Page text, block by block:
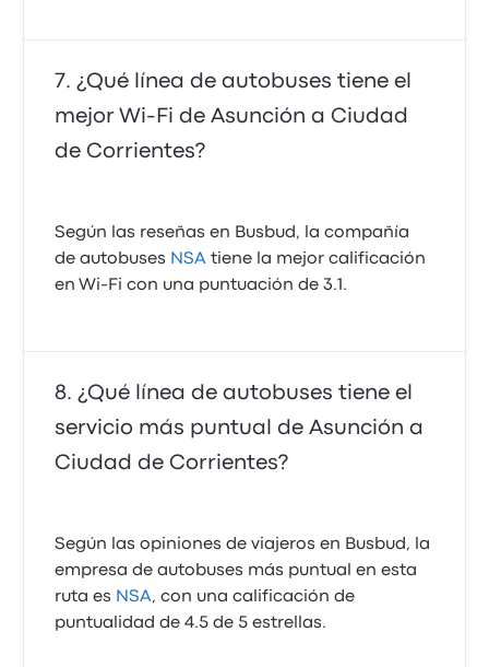
¿Qué línea de autobuses tiene el
mejor Wi‑Fi de Asunción a Ciudad
de Corrientes?
Según las reseñas en Busbud, la compañía
de autobuses NSA tiene la mejor calificación
en Wi‑Fi con una puntuación de 3.1.
¿Qué línea de autobuses tiene el
servicio más puntual de Asunción a
Ciudad de Corrientes?
Según las opiniones de viajeros en Busbud, la
empresa de autobuses más puntual en esta
ruta es NSA, con una calificación de
puntualidad de 4.5 de 5 estrellas.